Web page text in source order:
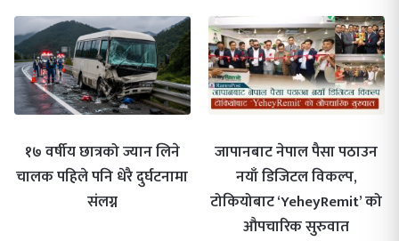
१७ वर्षीय छात्रको ज्यान लिने
चालक पहिले पनि धेरै दुर्घटनामा
संलग्न
जापानबाट नेपाल पैसा पठाउन
नयाँ डिजिटल विकल्प,
टोकियोबाट ‘YeheyRemit’ को
औपचारिक सुरुवात